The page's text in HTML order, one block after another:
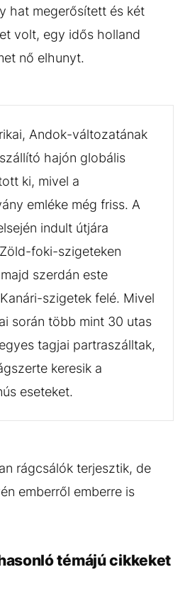
hat megerősített és két
volt, egy idős holland
nő elhunyt.
Andok-változatának
hajón globális
ki, mivel a
emléke még friss. A
indult útjára
foki-szigeteken
szerdán este
szigetek felé. Mivel
során több mint 30 utas
tagjai partraszálltak,
keresik a
eseteket.
rágcsálók terjesztik, de
emberről emberre is
témájú cikkeket